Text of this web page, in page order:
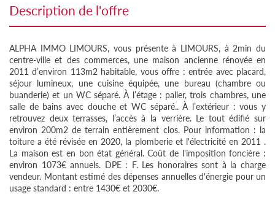
description de l'offre
ALPHA IMMO LIMOURS, vous présente à LIMOURS, à 2min du
centre-ville et des commerces, une maison ancienne rénovée en
2011 d’environ 113m2 habitable, vous offre : entrée avec placard,
séjour lumineux, une cuisine équipée, une bureau (chambre ou
buanderie) et un WC séparé. À l’étage : palier, trois chambres, une
salle de bains avec douche et WC séparé.. À l’extérieur : vous y
retrouvez deux terrasses, l’accès à la verrière. Le tout édifié sur
environ 200m2 de terrain entièrement clos. Pour information : la
toiture a été révisée en 2020, la plomberie et l'électricité en 2011 .
La maison est en bon état général. Coût de l'imposition foncière :
environ 1073€ annuels. DPE : F. Les honoraires sont à la charge
vendeur. Montant estimé des dépenses annuelles d'énergie pour un
usage standard : entre 1430€ et 2030€.